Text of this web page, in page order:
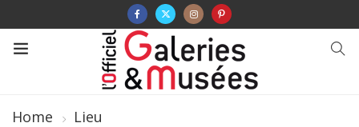
Home
Lieu